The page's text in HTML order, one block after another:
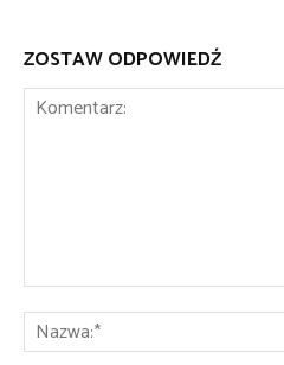
ZOSTAW ODPOWIEDŹ